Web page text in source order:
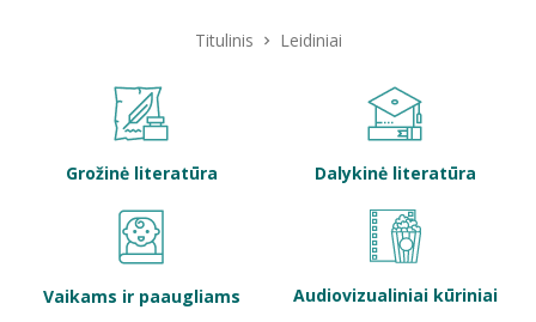
Bibliotekoms
Titulinis Leidiniai
Grožinė literatūra Dalykinė literatūra
Vaikams ir paaugliams Audiovizualiniai kūriniai